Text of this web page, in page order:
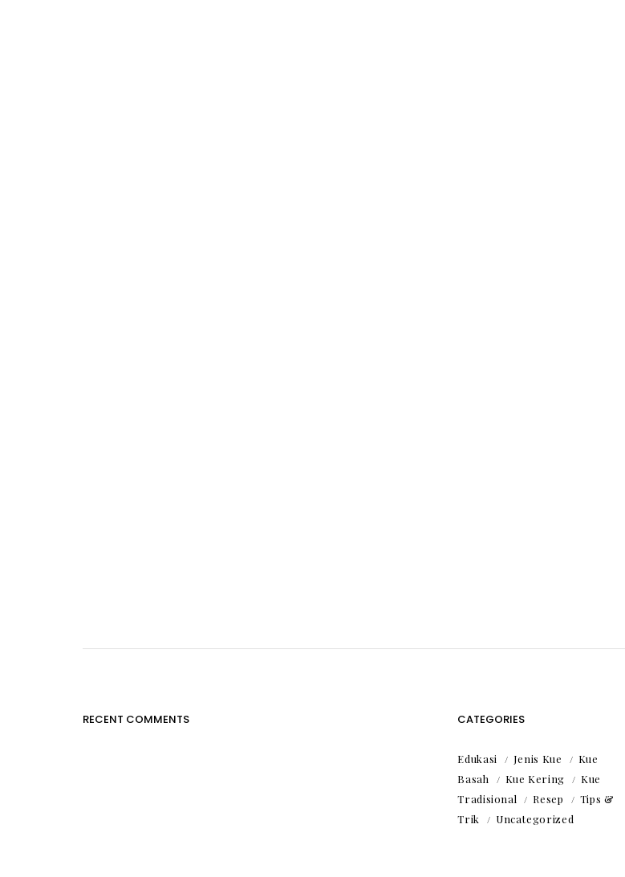
RECENT COMMENTS CATEGORIES
Edukasi Jenis Kue
Kue
Basah
Kue Kering
Kue
Tradisional
Resep
Tips &
Trik
Uncategorized